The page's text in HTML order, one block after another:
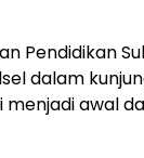
Pendidikan
dalam
awal